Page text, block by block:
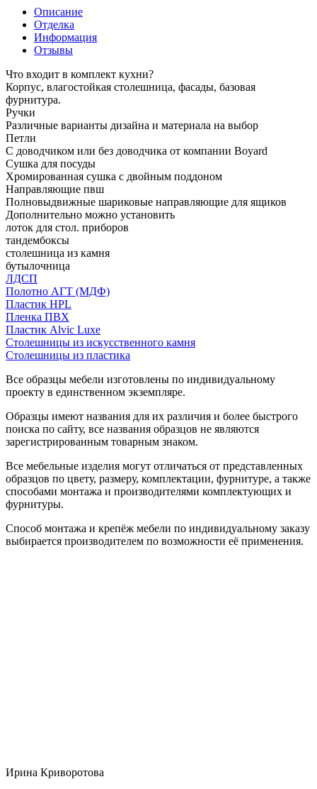
Описание
Отделка
Информация
Отзывы
Что входит в комплект кухни?
Корпус, влагостойкая столешница, фасады, базовая
фурнитура.
Ручки
Различные варианты дизайна и материала на выбор
Петли
С доводчиком или без доводчика от компании Boyard
Сушка для посуды
Хромированная сушка с двойным поддоном
Направляющие пвш
Полновыдвижные шариковые направляющие для ящиков
Дополнительно можно установить
лоток для стол. приборов
тандембоксы
столешница из камня
бутылочница
ЛДСП
Полотно АГТ (МДФ)
Пластик HPL
Пленка ПВХ
Пластик Alvic Luxe
Столешницы из искусственного камня
Столешницы из пластика
Все образцы мебели изготовлены по индивидуальному
проекту в единственном экземпляре.
Образцы имеют названия для их различия и более быстрого
поиска по сайту, все названия образцов не являются
зарегистрированным товарным знаком.
Все мебельные изделия могут отличаться от представленных
образцов по цвету, размеру, комплектации, фурнитуре, а также
способами монтажа и производителями комплектующих и
фурнитуры.
Способ монтажа и крепёж мебели по индивидуальному заказу
выбирается производителем по возможности её применения.
Ирина Криворотова